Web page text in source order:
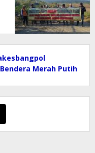
Merah Putih